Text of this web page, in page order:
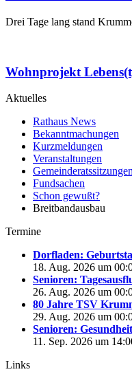
Drei Tage lang stand
Wohnprojekt
Aktuelles
Rathaus News
Bekanntmachungen
Kurzmeldungen
Veranstaltungen
Gemeinderatssitzungen
Fundsachen
Schon gewußt?
Breitbandausbau
Termine
Dorfladen:
18. Aug. 2026 um
Senioren:
26. Aug. 2026 um
80 Jahre TSV
29. Aug. 2026 um
Senioren:
11. Sep. 2026 um
Links